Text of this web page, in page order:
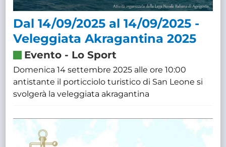
Dal 14/09/2025 al 14/09/2025 -
Veleggiata Akragantina 2025
Evento - Lo Sport
Domenica 14 settembre 2025 alle ore 10:00
antistante il porticciolo turistico di San Leone si
svolgerà la veleggiata akragantina